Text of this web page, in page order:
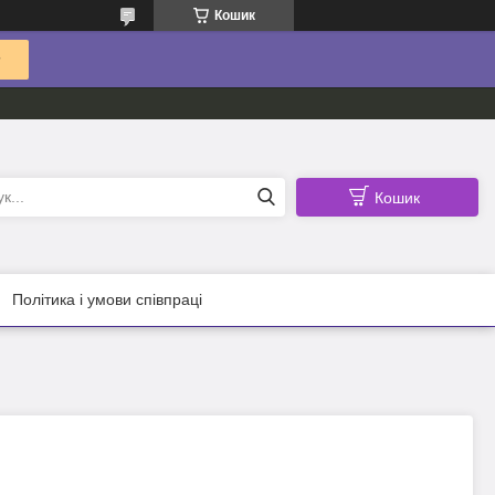
Кошик
Кошик
Політика і умови співпраці